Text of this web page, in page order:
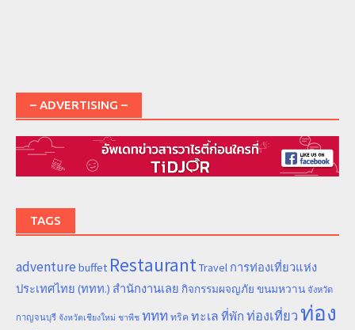
– ADVERTISING –
TAGS
adventure buffet RestaurantTravel การท่องเที่ยวแห่ง
ประเทศไทย (ททท.) สำนักงานเลย กิจกรรมผจญภัย ขนมหวาน จังหวัด
กาญจนบุรี จังหวัดเชียงใหม่ ชาพีช ททท ทริค ทะเล ที่พัก ท่องเที่ยวท่อง